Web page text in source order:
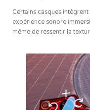
Certains casques
expérience sonore
même de ressentir la